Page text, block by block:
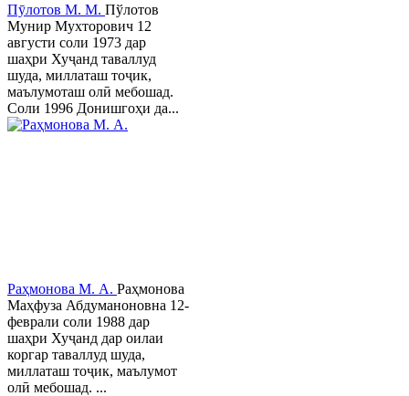
Пӯлотов М. М. Пўлотов
Мунир Мухторович 12
августи соли 1973 дар
шаҳри Хуҷанд таваллуд
шуда, миллаташ тоҷик,
маълумоташ олӣ мебошад.
Соли 1996 Донишгоҳи да...
Раҳмонова М. А. Раҳмонова
Маҳфуза Абдуманоновна 12-
феврали соли 1988 дар
шаҳри Хуҷанд дар оилаи
коргар таваллуд шуда,
миллаташ тоҷик, маълумот
олӣ мебошад. ...